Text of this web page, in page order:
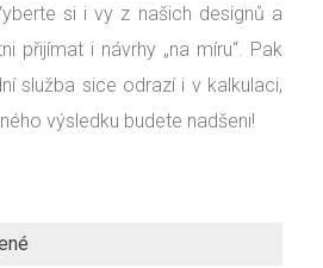
si i vy z našich designů a
přijímat i návrhy „na míru“. Pak
služba sice odrazí i v kalkulaci,
výsledku budete nadšeni!